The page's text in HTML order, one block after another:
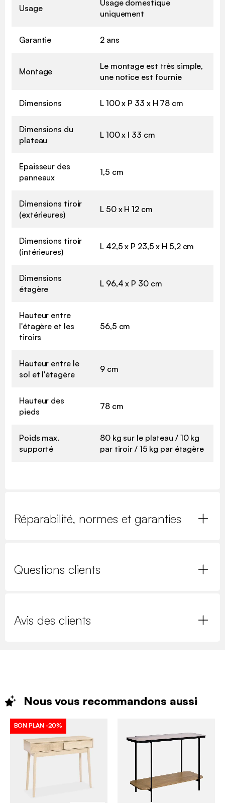
Usage
Usage domestique
uniquement
Garantie 2 ans
Montage
Le montage est très simple,
une notice est fournie
Dimensions L 100 x P 33 x H 78 cm
Dimensions du
plateau
L 100 x l 33 cm
Epaisseur des
panneaux
1,5 cm
Dimensions tiroir
(extérieures)
L 50 x H 12 cm
Dimensions tiroir
(intérieures)
L 42,5 x P 23,5 x H 5,2 cm
Dimensions
étagère
L 96,4 x P 30 cm
Hauteur entre
l'étagère et les
tiroirs
56,5 cm
Hauteur entre le
sol et l'étagère
9 cm
Hauteur des
pieds
78 cm
Poids max.
supporté
80 kg sur le plateau / 10 kg
par tiroir / 15 kg par étagère
Réparabilité, normes et garanties
Questions clients
Avis des clients
Nous vous recommandons aussi
BON PLAN -20%